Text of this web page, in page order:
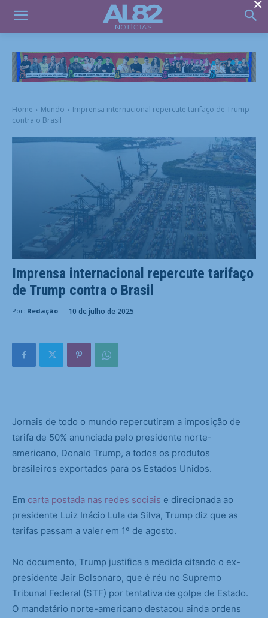
Home Mundo
Imprensa internacional repercute tarifaço de Trump
contra o Brasil
Imprensa internacional repercute tarifaço
de Trump contra o Brasil
Por: Redação - 10 de julho de 2025
Jornais de todo o mundo repercutiram a imposição de
tarifa de 50% anunciada pelo presidente norte-
americano, Donald Trump, a todos os produtos
brasileiros exportados para os Estados Unidos.
Em carta postada nas redes sociais e direcionada ao
presidente Luiz Inácio Lula da Silva, Trump diz que as
tarifas passam a valer em 1º de agosto.
No documento, Trump justifica a medida citando o ex-
presidente Jair Bolsonaro, que é réu no Supremo
Tribunal Federal (STF) por tentativa de golpe de Estado.
O mandatário norte-americano destacou ainda ordens